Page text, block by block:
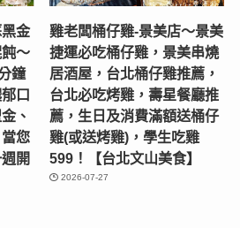
金
～
鐘
口
、
您
開
雞老闆桶仔雞-景美店〜景美
捷運必吃桶仔雞，景美串燒
居酒屋，台北桶仔雞推薦，
台北必吃烤雞，壽星餐廳推
薦，生日及消費滿額送桶仔
雞(或送烤雞)，學生吃雞
599！【台北文山美食】
2026-07-27